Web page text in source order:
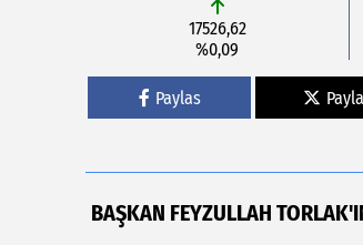
17526,62
%0,09
Paylas
BAŞKAN FEYZULLAH